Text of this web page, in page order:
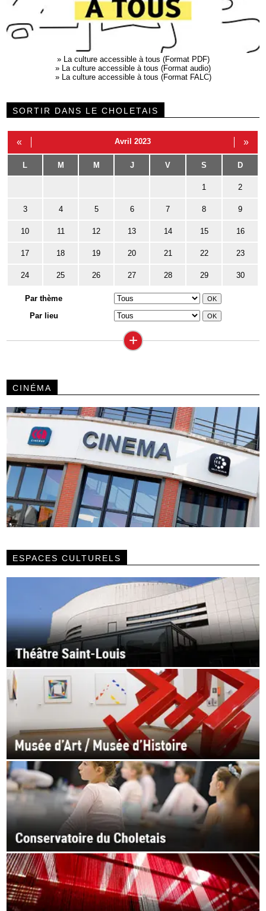
»
La culture accessible à tous (Format PDF)
»
La culture accessible à tous (Format audio)
»
La culture accessible à tous (Format FALC)
SORTIR DANS LE CHOLETAIS
« Avril 2023 »
L M M J V S D
1 2
3 4 5 6 7 8 9
10 11 12 13 14 15 16
17 18 19 20 21 22 23
24 25 26 27 28 29 30
Par thème
Par lieu
+
CINÉMA
ESPACES CULTURELS